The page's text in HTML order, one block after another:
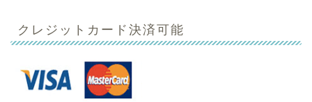
クレジットカード決済可能